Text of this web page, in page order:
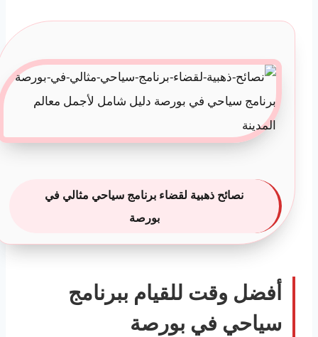
نصائح ذهبية لقضاء برنامج سياحي مثالي في
بورصة
أفضل وقت للقيام ببرنامج
سياحي في بورصة